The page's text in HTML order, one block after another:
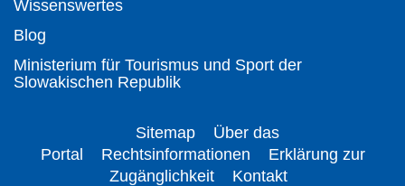
Wissenswertes
Blog
Ministerium für Tourismus und Sport der
Slowakischen Republik
Sitemap
Über das
Portal
Rechtsinformationen
Erklärung zur
Zugänglichkeit
Kontakt